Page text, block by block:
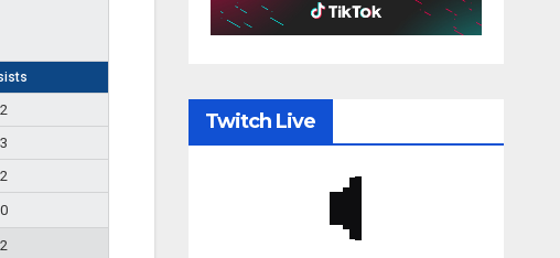
2
3
2
0
2
Twitch Live